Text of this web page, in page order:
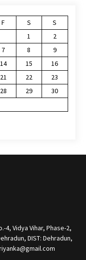
F S
S
1
2
7 8
9
14 15
16
21 22
23
28 29
30
4, Vidya Vihar, Phase-2,
DIST: Dehradun,